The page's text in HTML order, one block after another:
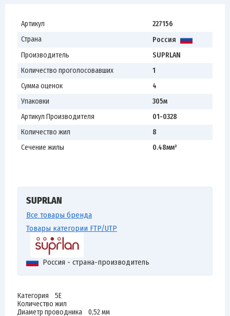
Артикул
227156
Страна
Россия
Производитель
SUPRLAN
Количество проголосовавших
1
Сумма оценок
4
Упаковки
305м
Артикул Производителя
01-0328
Количество жил
8
Сечение жилы
0.48мм²
SUPRLAN
Все товары бренда
Товары категории FTP/UTP
Россия - страна-производитель
Категория 5E
Количество жил
Диаметр проводника 0,52 мм